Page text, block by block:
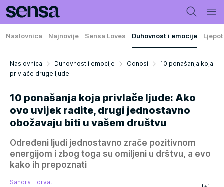
Naslovnica Najnovije Sensa Loves Duhovnost i emocije
Naslovnica Duhovnost i emocije Odnosi
10 ponašanja koja
privlače druge ljude
10 ponašanja koja privlače ljude: Ako
ovo uvijek radite, drugi jednostavno
obožavaju biti u vašem društvu
Određeni ljudi jednostavno zrače pozitivnom
energijom i zbog toga su omiljeni u drštvu, a evo
kako ih prepoznati
Sandra Horvat